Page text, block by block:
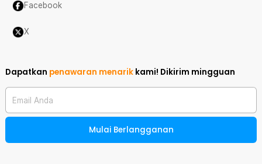
Facebook
X
Dapatkan penawaran menarik kami! Dikirim mingguan
Email Anda
Mulai Berlangganan